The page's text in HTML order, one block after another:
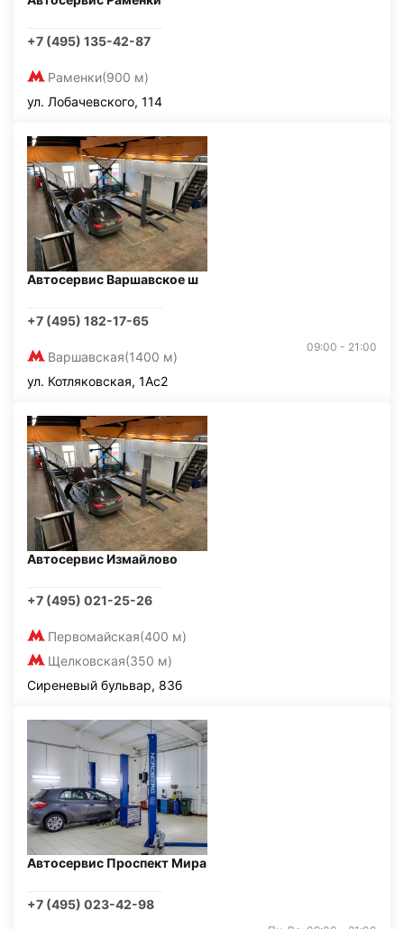
+7 (495) 135-42-87
Раменки(900 м)
ул. Лобачевского, 114
Автосервис Варшавское ш
+7 (495) 182-17-65
Варшавская(1400 м)
09:00 - 21:00
ул. Котляковская, 1Ас2
Автосервис Измайлово
+7 (495) 021-25-26
Первомайская(400 м)
Щелковская(350 м)
Сиреневый бульвар, 83б
Автосервис Проспект Мира
+7 (495) 023-42-98